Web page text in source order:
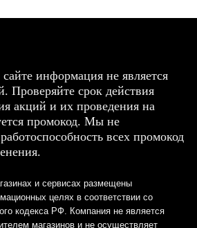
информация не является
Проверяйте срок действия
акций и их проведения на
промокод. Мы не
всех промокод
и сервисах размещены
целях в соответствии со
кодекса РФ. Компания не является
магазинов и не осуществляет